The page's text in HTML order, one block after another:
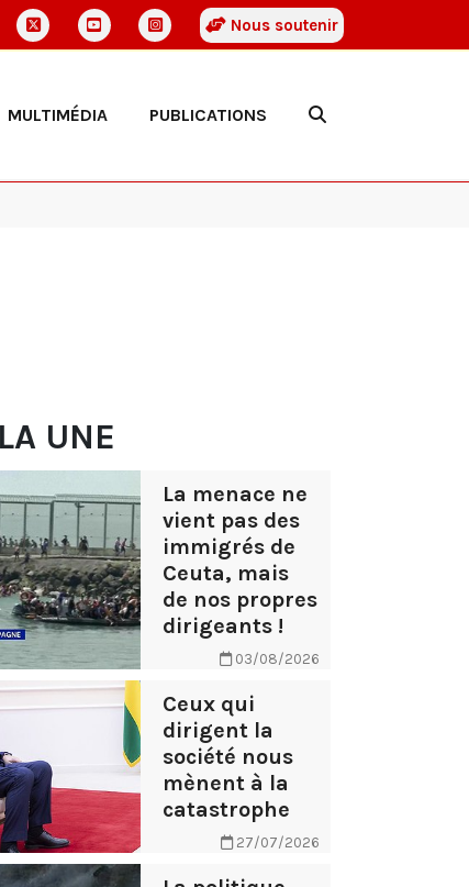
Nous soutenir
MULTIMÉDIA PUBLICATIONS
UNE
La menace ne
vient pas des
immigrés de
Ceuta, mais
de nos propres
dirigeants !
03/08/2026
Ceux qui
dirigent la
société nous
mènent à la
catastrophe
27/07/2026